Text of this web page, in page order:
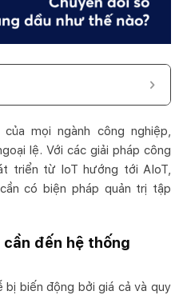
mọi ngành công nghiệp,
lệ. Với các giải pháp công
triển từ IoT hướng tới AIoT,
có biện pháp quản trị tập
đến hệ thống
bị biến động bởi giá cả và quy